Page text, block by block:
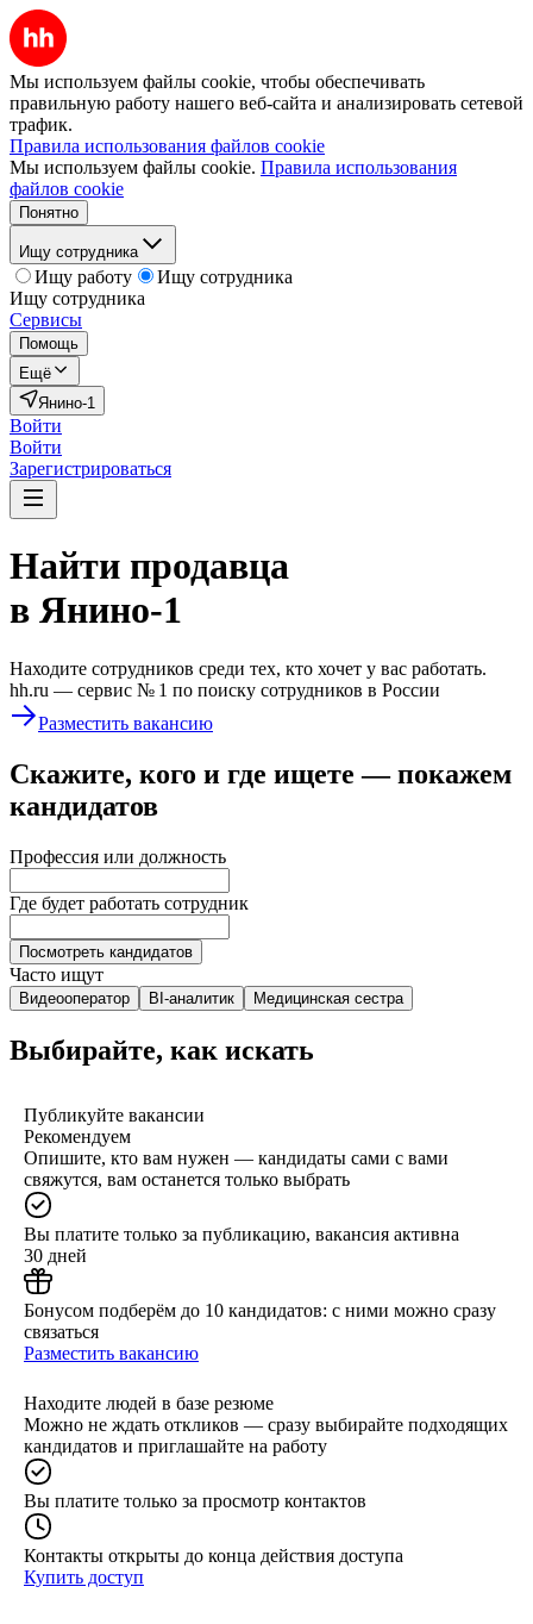
Мы используем файлы cookie, чтобы обеспечивать
правильную работу нашего веб-сайта и анализировать сетевой
трафик.
Правила использования файлов cookie
Мы используем файлы cookie. Правила использования
файлов cookie
Понятно
Ищу сотрудника
Ищу работу
Ищу сотрудника
Ищу сотрудника
Сервисы
Помощь
Ещё
Янино-1
Войти
Войти
Зарегистрироваться
Найти продавца
в Янино-1
Находите сотрудников среди тех, кто хочет у вас работать.
hh.ru — сервис № 1 по поиску сотрудников в России
Разместить вакансию
Скажите, кого и где ищете — покажем
кандидатов
Профессия или должность
Где будет работать сотрудник
Посмотреть кандидатов
Часто ищут
Видеооператор BI-аналитик Медицинская сестра
Выбирайте, как искать
Публикуйте вакансии
Рекомендуем
Опишите, кто вам нужен — кандидаты сами с вами
свяжутся, вам останется только выбрать
Вы платите только за публикацию, вакансия активна
30 дней
Бонусом подберём до 10 кандидатов: с ними можно сразу
связаться
Разместить вакансию
Находите людей в базе резюме
Можно не ждать откликов — сразу выбирайте подходящих
кандидатов и приглашайте на работу
Вы платите только за просмотр контактов
Контакты открыты до конца действия доступа
Купить доступ